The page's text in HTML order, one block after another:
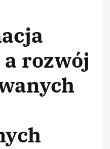
rozwój